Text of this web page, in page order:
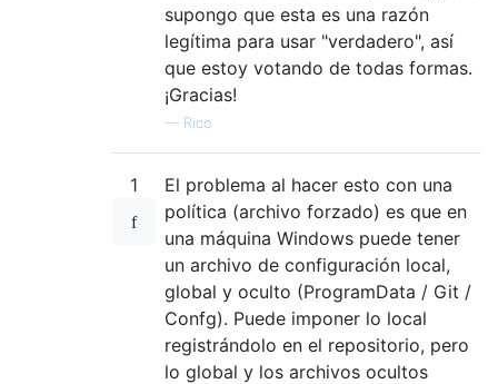
supongo que esta es una razón
legítima para usar "verdadero", así
que estoy votando de todas formas.
¡Gracias!
— Rico
1
El problema al hacer esto con una
política (archivo forzado) es que en
una máquina Windows puede tener
un archivo de configuración local,
global y oculto (ProgramData / Git /
Confg). Puede imponer lo local
registrándolo en el repositorio, pero
lo global y los archivos ocultos